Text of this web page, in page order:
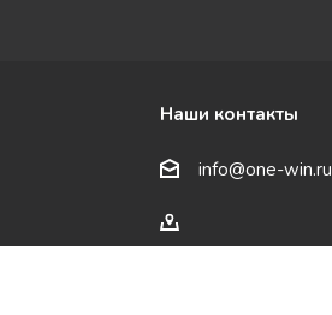
Наши контакты
info@one-win.ru